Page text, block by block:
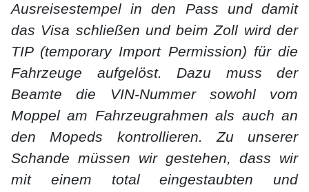
Ausreisestempel in den Pass und damit
das Visa schließen und beim Zoll wird der
TIP (temporary Import Permission) für die
Fahrzeuge aufgelöst. Dazu muss der
Beamte die VIN-Nummer sowohl vom
Moppel am Fahrzeugrahmen als auch an
den Mopeds kontrollieren. Zu unserer
Schande müssen wir gestehen, dass wir
mit einem total eingestaubten und